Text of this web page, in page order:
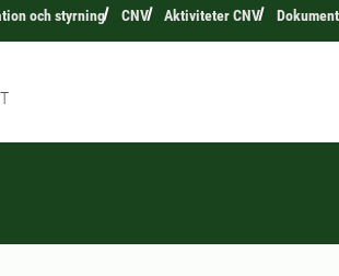
och styrning CNV Aktiviteter CNV